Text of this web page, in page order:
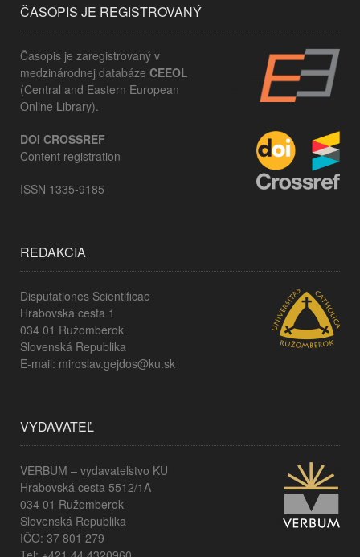
ČASOPIS JE REGISTROVANÝ
Časopis je zaregistrovaný v
medzinárodnej databáze CEEOL
(Central and Eastern European
Online Library).
DOI CROSSREF
Content registration
ISSN 1335-9185
REDAKCIA
Disputationes Scientificae
Hrabovská cesta 1
034 01 Ružomberok
Slovenská Republika
E-mail: miroslav.gejdos@ku.sk
VYDAVATEĽ
VERBUM – vydavateľstvo KU
Hrabovská cesta 5512/1A
034 01 Ružomberok
Slovenská Republika
IČO: 37 801 279